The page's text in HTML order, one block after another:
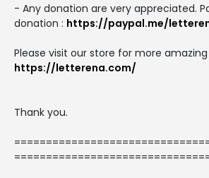
- Any donation are very appreciated.
donation : https://paypal.me/
Please visit our store for more
https://letterena.com/
Thank you.